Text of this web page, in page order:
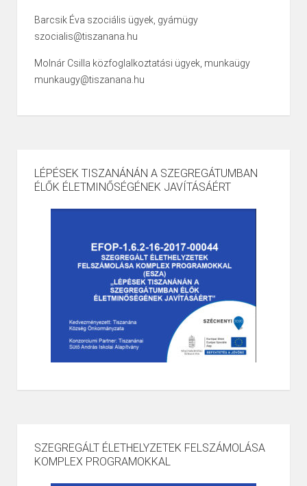
Barcsik Éva szociális ügyek, gyámügy
szocialis@tiszanana.hu
Molnár Csilla közfoglalkoztatási ügyek, munkaügy
munkaugy@tiszanana.hu
LÉPÉSEK TISZANÁNÁN A SZEGREGÁTUMBAN
ÉLŐK ÉLETMINŐSÉGÉNEK JAVÍTÁSÁÉRT
SZEGREGÁLT ÉLETHELYZETEK FELSZÁMOLÁSA
KOMPLEX PROGRAMOKKAL